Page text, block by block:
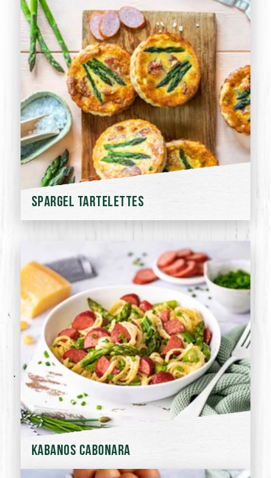
Spargel Tartelettes
Kabanos Cabonara